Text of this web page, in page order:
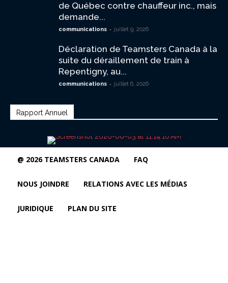
de Québec contre chauffeur inc., mais
demande...
communications - juillet 9, 2026
Déclaration de Teamsters Canada à la
suite du déraillement de train à
Repentigny, au...
communications - juillet 6, 2026
Rapport Annuel
@ 2026 TEAMSTERS CANADA FAQ
NOUS JOINDRE RELATIONS AVEC LES MÉDIAS
JURIDIQUE PLAN DU SITE